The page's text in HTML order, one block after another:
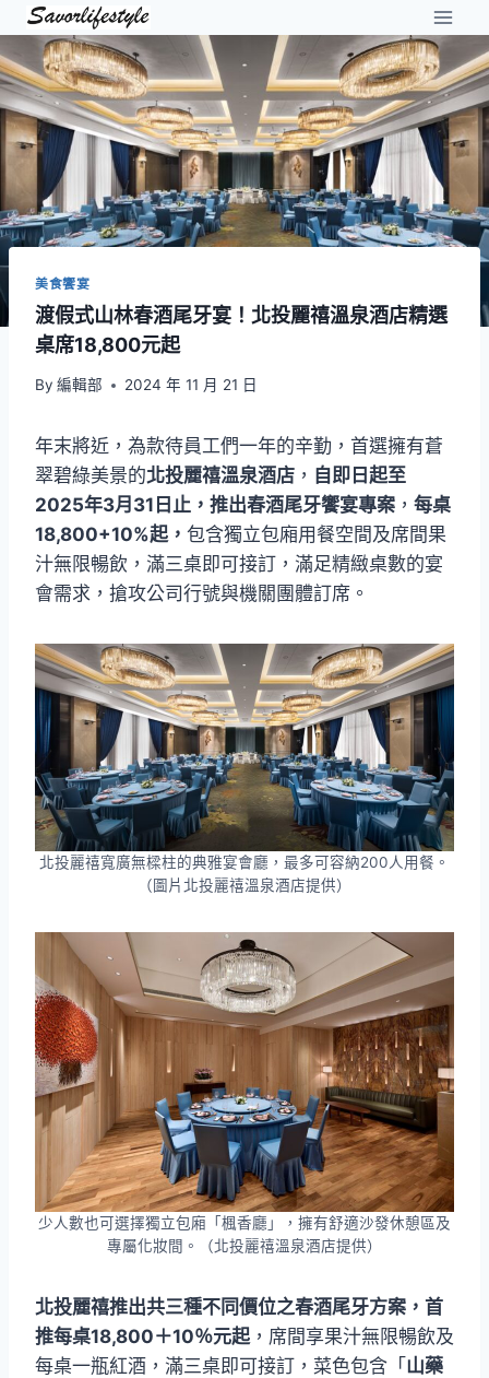
Skip
content
美食饗宴
渡假式山林春酒尾牙宴！北投麗禧溫泉酒店精選
桌席18,800元起
By 編輯部 2024 年 11 月 21 日
年末將近，為款待員工們一年的辛勤，首選擁有蒼
翠碧綠美景的北投麗禧溫泉酒店 ， 自即日起至
2025年3月31日止，推出春酒尾牙饗宴專案 ， 每桌
18,800+10%起， 包含獨立包廂用餐空間及席間果
汁無限暢飲，滿三桌即可接訂，滿足精緻桌數的宴
會需求，搶攻公司行號與機關團體訂席。
北投麗禧寬廣無樑柱的典雅宴會廳，最多可容納200人用餐。
（圖片北投麗禧溫泉酒店提供）
少人數也可選擇獨立包廂「楓香廳」，擁有舒適沙發休憩區及
專屬化妝間。（北投麗禧溫泉酒店提供）
北投麗禧推出共三種不同價位之春酒尾牙方案，首
推每桌18,800＋10％元起，席間享果汁無限暢飲及
每桌一瓶紅酒，滿三桌即可接訂，菜色包含「 山藥